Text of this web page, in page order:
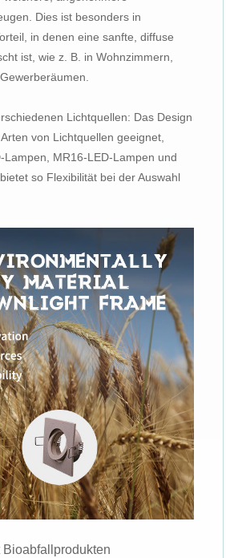
Dies ist besonders in
in denen eine sanfte, diffuse
ist, wie z. B. in Wohnzimmern,
Lichtquellen: Das Design
von Lichtquellen geeignet,
Lampen, MR16-LED-Lampen und
so Flexibilität bei der Auswahl